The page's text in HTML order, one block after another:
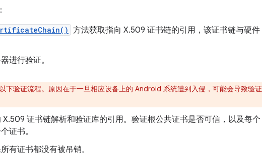
方法获取指向 X.509 证书链的引用，该证书链与硬件
进行验证。
下验证流程。原因在于一旦相应设备上的 Android 系统遭到入侵，可能会导致验证
证书链解析和验证库的引用。验证根公共证书是否可信，以及每个
证书。
所有证书都没有被吊销。